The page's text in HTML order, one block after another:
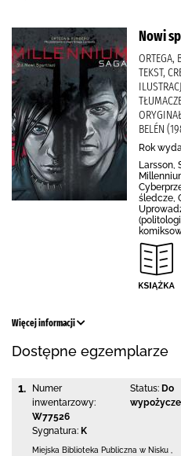
Nowi
ORTEGA,
TEKST,
BELÉN
Rok
Larsson,
śledcze,
Więcej informacji
Dostępne egzemplarze
1.
Numer
inwentarzowy:
W77526
Sygnatura: K
Status: Do
Miejska Biblioteka Publiczna w Nisku